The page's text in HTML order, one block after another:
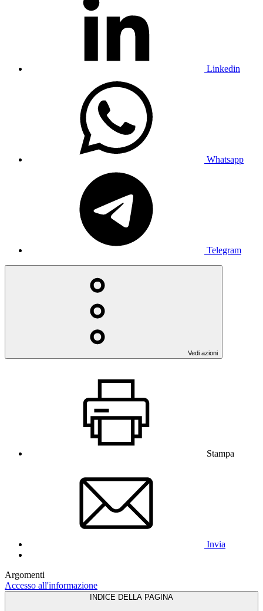
Linkedin
Whatsapp
Telegram
Vedi azioni
Stampa
Invia
Argomenti
Accesso all'informazione
INDICE DELLA PAGINA